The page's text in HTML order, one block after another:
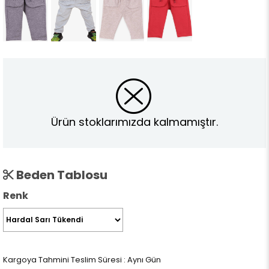
Ürün stoklarımızda kalmamıştır.
Beden Tablosu
Renk
Kargoya Tahmini Teslim Süresi : Aynı Gün